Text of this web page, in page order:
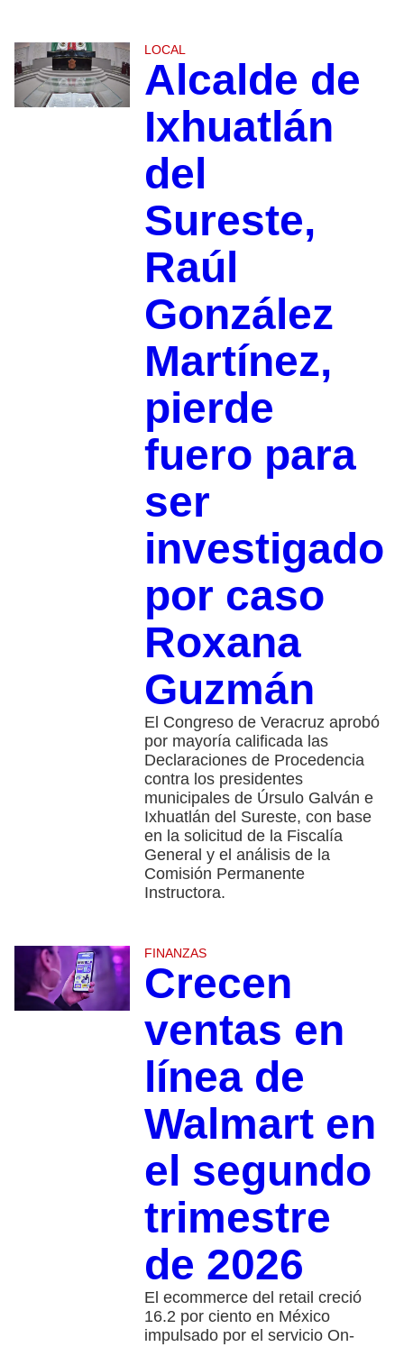
LOCAL
Alcalde de
Ixhuatlán
del
Sureste,
Raúl
González
Martínez,
pierde
fuero para
ser
investigado
por caso
Roxana
Guzmán
El Congreso de Veracruz aprobó
por mayoría calificada las
Declaraciones de Procedencia
contra los presidentes
municipales de Úrsulo Galván e
Ixhuatlán del Sureste, con base
en la solicitud de la Fiscalía
General y el análisis de la
Comisión Permanente
Instructora.
FINANZAS
Crecen
ventas en
línea de
Walmart en
el segundo
trimestre
de 2026
El ecommerce del retail creció
16.2 por ciento en México
impulsado por el servicio On-